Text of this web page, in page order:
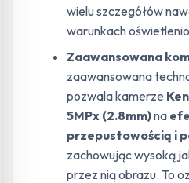
wielu szczegółów
warunkach
Zaawansowana
zaawansowana
pozwala kamerze
5MPx (2.8mm)na
przepustowością i
zachowując wysoką
przez nią obrazu. To